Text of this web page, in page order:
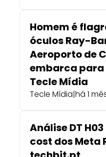
Homem é
óculos Ray-
Aeroporto de
embarca para
Tecle Mídia
Tecle Mídia|há 1
Análise DT
cost dos Meta